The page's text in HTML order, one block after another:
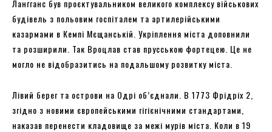
Ланґганс був проєктувальником великого комплексу військових
будівель з польовим госпіталем та артилерійськими
казармами в Кемпі Мєщанській. Укріплення міста доповнили
та розширили. Так Вроцлав став прусською фортецею. Це не
могло не відобразитись на подальшому розвитку міста.
Лівий берег та острови на Одрі об’єднали. В 1773 Фрідріх 2,
згідно з новими європейськими гігієнічними стандартами,
наказав перенести кладовище за межі мурів міста. Коли в 19